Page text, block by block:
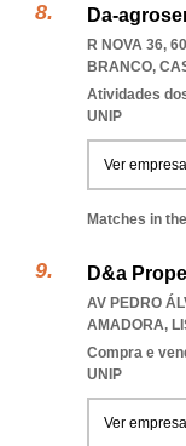
Da-
R NOVA 36,
BRANCO,
Atividades
UNIP
Ver empresa
Matches in
D&a
AV PEDRO
AMADORA,
Compra e
UNIP
Ver empresa